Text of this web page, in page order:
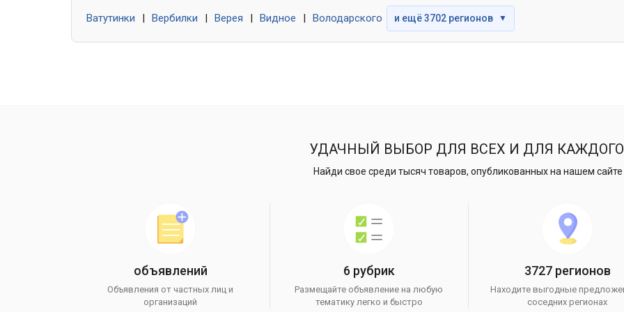
Ватутинки Вербилки Верея Видное Володарского и ещё 3702 регионов ▼
УДАЧНЫЙ ВЫБОР ДЛЯ ВСЕХ И ДЛЯ
Найди свое среди тысяч товаров, опубликованных на нашем сайте
объявлений
Объявления от частных лиц и
организаций
6 рубрик
Размещайте объявление на любую
тематику легко и быстро
3727 регионов
Находите выгодные
соседних регионах